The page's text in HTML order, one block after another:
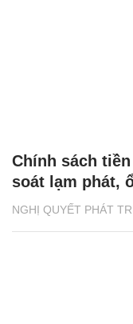
NGHỊ QUYẾT PHÁT
Chính sách
soát lạm phát,